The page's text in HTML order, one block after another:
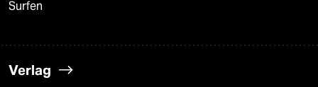
Surfen
Verlag